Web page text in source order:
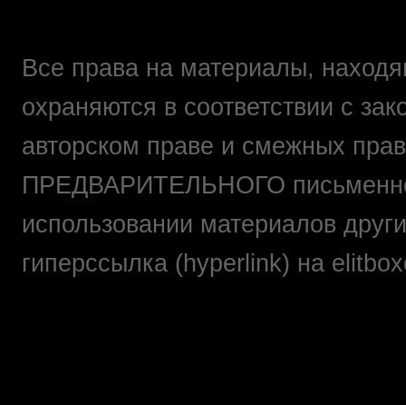
Все права на материалы,
охраняются в соответствии с
авторском праве и смежных
ПРЕДВАРИТЕЛЬНОГО
использовании материалов
гиперссылка (hyperlink) на